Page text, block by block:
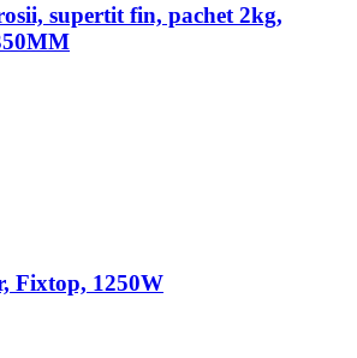
supertit fin, pachet 2kg,
Fixtop, 1250W